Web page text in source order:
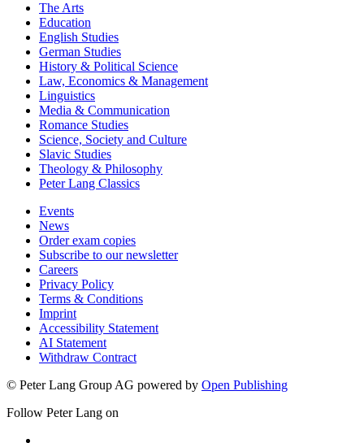
The Arts
Education
English Studies
German Studies
History & Political Science
Law, Economics & Management
Linguistics
Media & Communication
Romance Studies
Science, Society and Culture
Slavic Studies
Theology & Philosophy
Peter Lang Classics
Events
News
Order exam copies
Subscribe to our newsletter
Careers
Privacy Policy
Terms & Conditions
Imprint
Accessibility Statement
AI Statement
Withdraw Contract
© Peter Lang Group AG powered by Open Publishing
Follow Peter Lang on